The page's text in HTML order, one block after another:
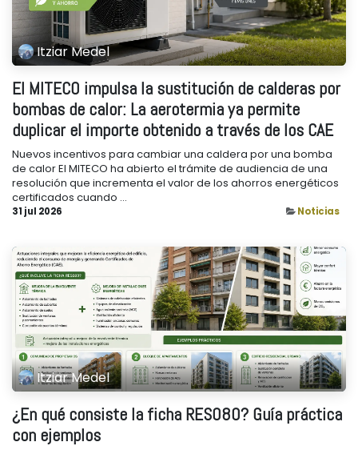
Itziar Medel
El MITECO impulsa la sustitución de calderas por
bombas de calor: La aerotermia ya permite
duplicar el importe obtenido a través de los CAE
Nuevos incentivos para cambiar una caldera por una bomba
de calor El MITECO ha abierto el trámite de audiencia de una
resolución que incrementa el valor de los ahorros energéticos
certificados cuando ...
31 jul 2026 Noticias
Itziar Medel
¿En qué consiste la ficha RES080? Guía práctica
con ejemplos